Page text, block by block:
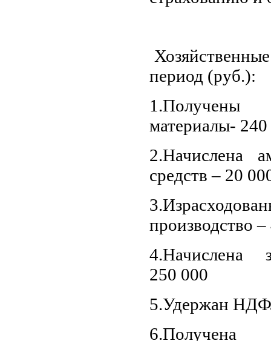
период (руб.):
материалы-
2.Начислена
средств – 20
производство
4.Начислена
250 000
5.Удержан
6.Получена